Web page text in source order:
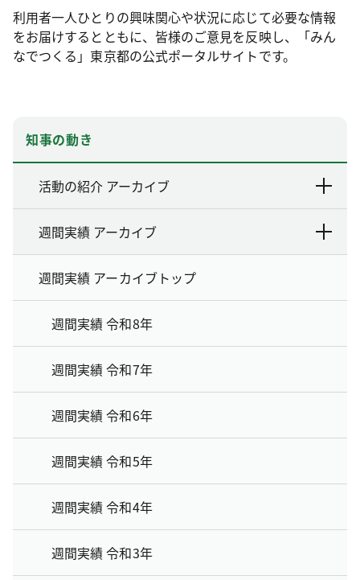
利用者一人ひとりの興味関心や状況に応じて必要な情報
をお届けするとともに、皆様のご意見を反映し、「みん
なでつくる」東京都の公式ポータルサイトです。
知事の動き
活動の紹介 アーカイブ
週間実績 アーカイブ
週間実績 アーカイブトップ
週間実績 令和8年
週間実績 令和7年
週間実績 令和6年
週間実績 令和5年
週間実績 令和4年
週間実績 令和3年